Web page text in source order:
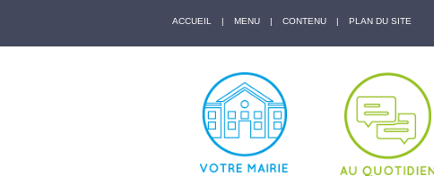
ACCUEIL | MENU | CONTENU | PLAN DU SITE